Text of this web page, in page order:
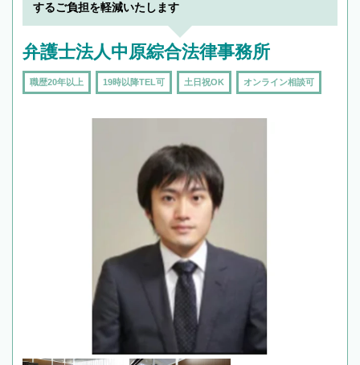
するご負担を軽減いたします
弁護士法人中原綜合法律事務所
職歴20年以上 19時以降TEL可 土日祝OK オンライン相談可